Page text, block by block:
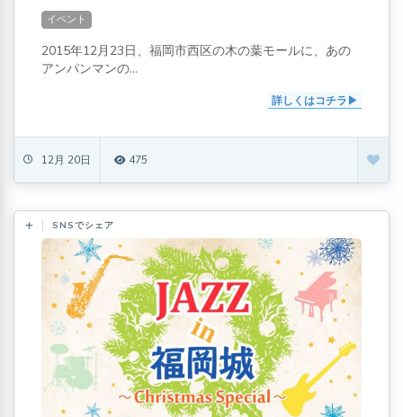
イベント
2015年12月23日、福岡市西区の木の葉モールに、あの
アンパンマンの...
詳しくはコチラ
12月 20日 475
SNSでシェア